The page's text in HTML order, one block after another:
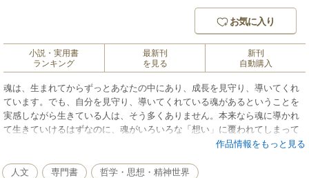
お気に入り
小説・実用書
ランキング
最新刊
を見る
新刊
自動購入
魂は、生まれてからずっとあなたの中にあり、成長を見守り、導いてくれ
ています。でも、自分を見守り、導いてくれている魂があるということを
実感しながら生きている人は、そう多くありません。本来なら魂に導かれ
て生きていけるはずなのに、魂がいろいろな「想い」に覆われてしまって
いるがために、どこへ向かえばいいのかわからなくなってしまっているの
作品情報をもっと見る
人文 専門書 哲学・思想・精神世界